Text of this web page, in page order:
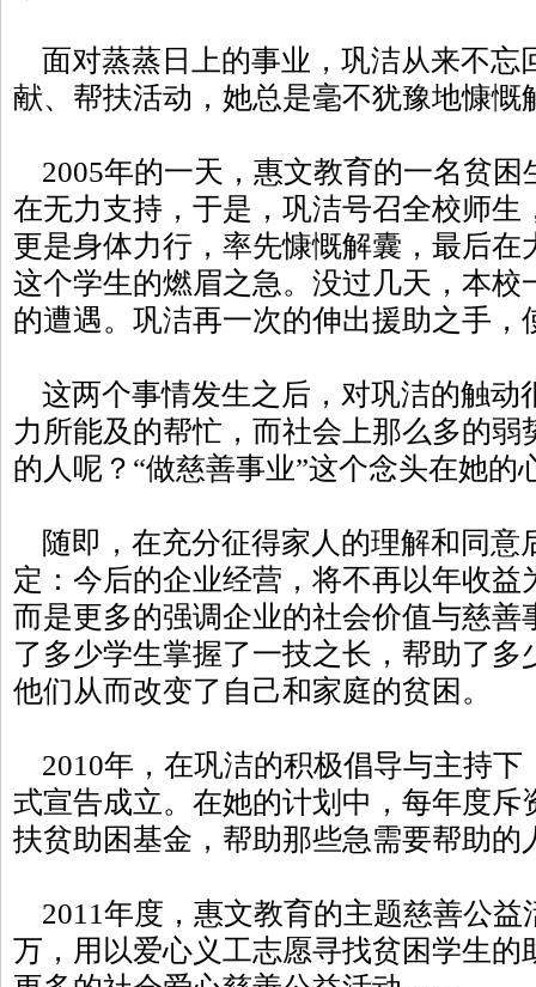
面对蒸蒸日上的事业，巩洁从来不忘
献、帮扶活动，她总是毫不犹豫地慷慨
2005年的一天，惠文教育的一名贫困
在无力支持，于是，巩洁号召全校师生
更是身体力行，率先慷慨解囊，最后在
这个学生的燃眉之急。没过几天，本校
的遭遇。巩洁再一次的伸出援助之手，
这两个事情发生之后，对巩洁的触动
力所能及的帮忙，而社会上那么多的
的人呢？“做慈善事业”这个念头在她的
随即，在充分征得家人的理解和同意
定：今后的企业经营，将不再以年收
而是更多的强调企业的社会价值与慈
了多少学生掌握了一技之长，帮助了
他们从而改变了自己和家庭的贫困。
2010年，在巩洁的积极倡导与主持下
式宣告成立。在她的计划中，每年度斥
扶贫助困基金，帮助那些急需要帮助的
2011年度，惠文教育的主题慈善公益
万，用以爱心义工志愿寻找贫困学生的